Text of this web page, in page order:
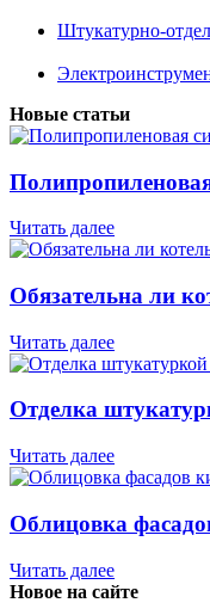
Штукатурно-
Новые статьи
Читать далее
Обязательна ли
Читать далее
Отделка
Читать далее
Облицовка
Читать далее
Новое на сайте